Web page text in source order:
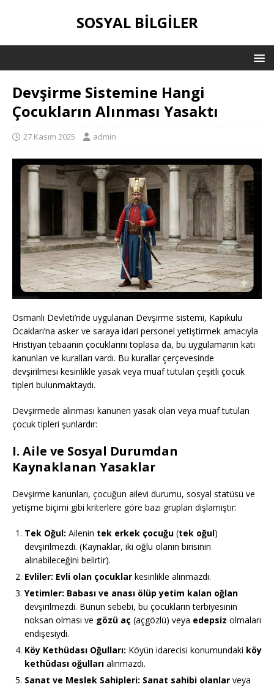
SOSYAL BILGILER
Devşirme Sistemine Hangi
Çocukların Alınması Yasaktı
27 Kasım 2025 admin
Osmanlı Devleti’nde uygulanan Devşirme sistemi, Kapıkulu
Ocakları’na asker ve saraya idari personel yetiştirmek amacıyla
Hristiyan tebaanın çocuklarını toplasa da, bu uygulamanın katı
kanunları ve kuralları vardı. Bu kurallar çerçevesinde
devşirilmesi kesinlikle yasak veya muaf tutulan çeşitli çocuk
tipleri bulunmaktaydı.
Devşirmede alınması kanunen yasak olan veya muaf tutulan
çocuk tipleri şunlardır:
I. Aile ve Sosyal Durumdan
Kaynaklanan Yasaklar
Devşirme kanunları, çocuğun ailevi durumu, sosyal statüsü ve
yetişme biçimi gibi kriterlere göre bazı grupları dışlamıştır:
Tek Oğul: Ailenin tek erkek çocuğu (tek oğul)
devşirilmezdi. (Kaynaklar, iki oğlu olanın birisinin
alınabileceğini belirtir).
Evliler: Evli olan çocuklar kesinlikle alınmazdı.
Yetimler: Babası ve anası ölüp yetim kalan oğlan
devşirilmezdi. Bunun sebebi, bu çocukların terbiyesinin
noksan olması ve gözü aç (açgözlü) veya edepsiz olmaları
endişesiydi.
Köy Kethüdası Oğulları: Köyün idarecisi konumundaki köy
kethüdası oğulları alınmazdı.
Sanat ve Meslek Sahipleri: Sanat sahibi olanlar veya